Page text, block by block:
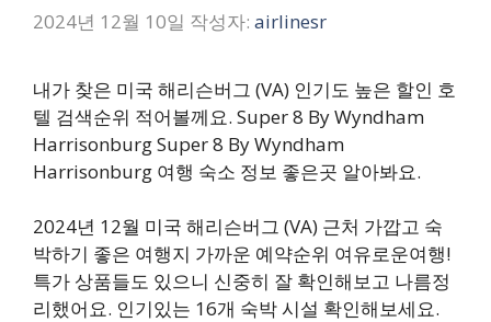
2024년 12월 10일 작성자: airlinesr
내가 찾은 미국 해리슨버그 (VA) 인기도 높은 할인 호
텔 검색순위 적어볼께요. Super 8 By Wyndham
Harrisonburg Super 8 By Wyndham
Harrisonburg 여행 숙소 정보 좋은곳 알아봐요.
2024년 12월 미국 해리슨버그 (VA) 근처 가깝고 숙
박하기 좋은 여행지 가까운 예약순위 여유로운여행!
특가 상품들도 있으니 신중히 잘 확인해보고 나름정
리했어요. 인기있는 16개 숙박 시설 확인해보세요.